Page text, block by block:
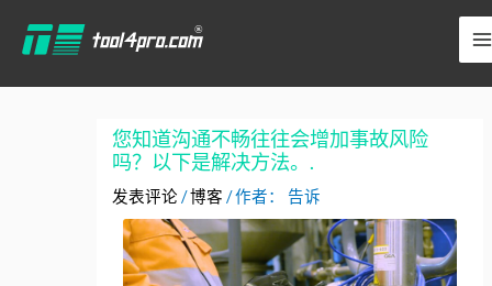
您知道沟通不畅往往会增加事故风险
吗？以下是解决方法。.
发表评论 /博客 / 作者： 告诉